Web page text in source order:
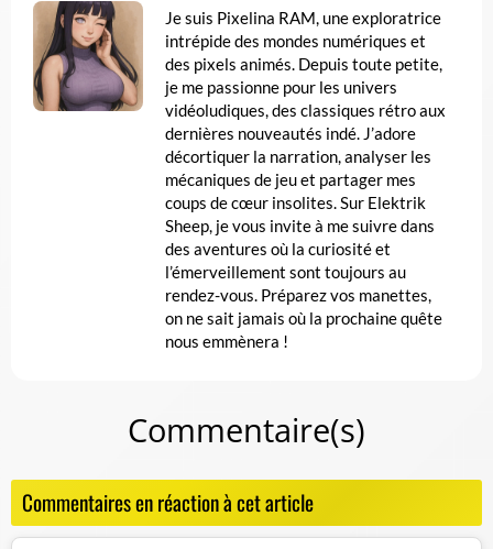
Je suis Pixelina RAM, une exploratrice
intrépide des mondes numériques et
des pixels animés. Depuis toute petite,
je me passionne pour les univers
vidéoludiques, des classiques rétro aux
dernières nouveautés indé. J’adore
décortiquer la narration, analyser les
mécaniques de jeu et partager mes
coups de cœur insolites. Sur Elektrik
Sheep, je vous invite à me suivre dans
des aventures où la curiosité et
l’émerveillement sont toujours au
rendez-vous. Préparez vos manettes,
on ne sait jamais où la prochaine quête
nous emmènera !
Commentaire(s)
Commentaires en réaction à cet article